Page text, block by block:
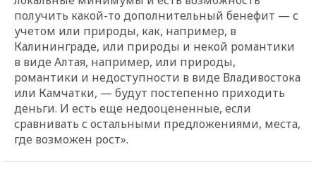
получить какой-то дополнительный бенефит — с
учетом или природы, как, например, в
Калининграде, или природы и некой романтики
в виде Алтая, например, или природы,
романтики и недоступности в виде Владивостока
или Камчатки, — будут постепенно приходить
деньги. И есть еще недооцененные, если
сравнивать с остальными предложениями, места,
где возможен рост».